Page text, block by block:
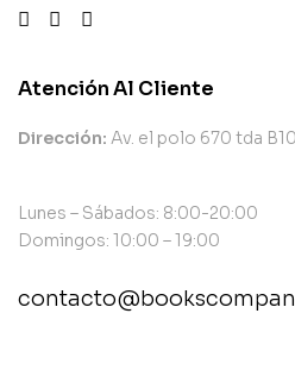
Atención Al Cliente
Dirección: Av. el polo 670 tda
Lunes – Sábados: 8:00-20:00
Domingos: 10:00 – 19:00